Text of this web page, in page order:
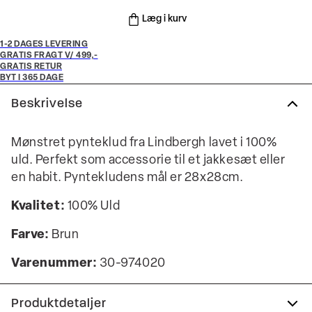
Læg i kurv
1-2 DAGES LEVERING
GRATIS FRAGT V/ 499,-
GRATIS RETUR
BYT I 365 DAGE
Beskrivelse
Mønstret pynteklud fra Lindbergh lavet i 100%
uld. Perfekt som accessorie til et jakkesæt eller
en habit. Pyntekludens mål er 28x28cm.
Kvalitet: 100% Uld
Farve: Brun
Varenummer: 30-974020
Produktdetaljer